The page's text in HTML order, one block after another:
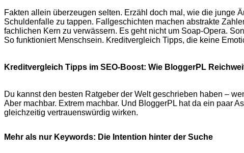
Fakten allein überzeugen selten. Erzähl doch mal, wie die junge
Schuldenfalle zu tappen. Fallgeschichten machen abstrakte
fachlichen Kern zu verwässern. Es geht nicht um Soap-Opera.
So funktioniert Menschsein. Kreditvergleich Tipps, die keine
Kreditvergleich Tipps im SEO-Boost: Wie BloggerPL
Du kannst den besten Ratgeber der Welt geschrieben haben –
Aber machbar. Extrem machbar. Und BloggerPL hat da ein paar
gleichzeitig vertrauenswürdig wirken.
Mehr als nur Keywords: Die Intention hinter der Suche